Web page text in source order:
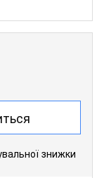
знижки